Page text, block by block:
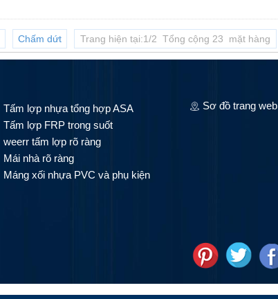
Chấm dứt Trang hiện tại:1/2 Tổng cộng 23 mặt hàng
Tấm lợp nhựa tổng hợp ASA
Tấm lợp FRP trong suốt
weerr tấm lợp rõ ràng
Mái nhà rõ ràng
Máng xối nhựa PVC và phụ kiện
Sơ đồ trang web